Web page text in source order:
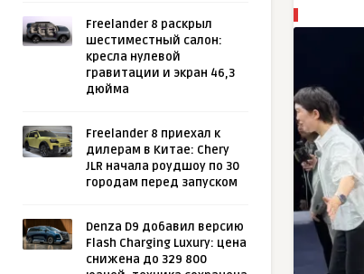
Freelander 8 раскрыл
шестиместный салон:
кресла нулевой
гравитации и экран 46,3
дюйма
Freelander 8 приехал к
дилерам в Китае: Chery
JLR начала роудшоу по 30
городам перед запуском
Denza D9 добавил версию
Flash Charging Luxury: цена
снижена до 329 800